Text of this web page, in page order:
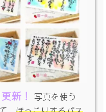
新！
写真を使う